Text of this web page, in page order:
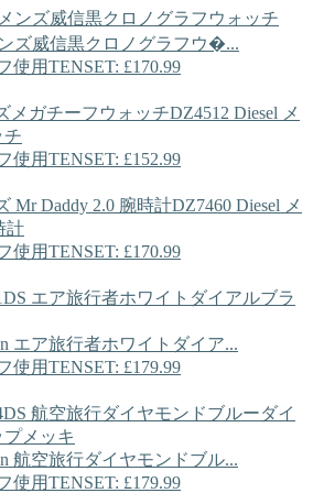
ズ威信黒クロノグラフウ�...
使用TENSET: £170.99
DZ4512 Diesel メ
チ
使用TENSET: £152.99
DZ7460 Diesel メ
計
使用TENSET: £170.99
エア旅行者ホワイトダイア...
使用TENSET: £179.99
航空旅行ダイヤモンドブル...
使用TENSET: £179.99